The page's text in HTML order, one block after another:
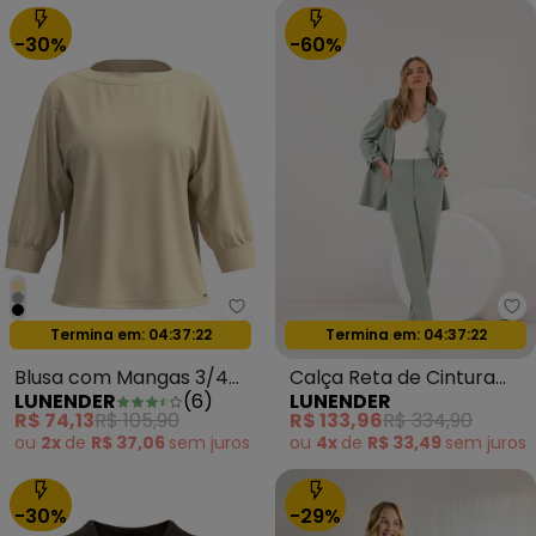
-30%
Lunender - Blusa com Mangas
Oferta relâmpago
Termina em: 04:37:20
Blusa com Mangas 3/4
em Malha Responsável
Bege
LUNENDER (6)
R$ 74,13R$ 105,90
ou 2x de R$ 37,06 sem juros
-60%
Oferta relâmpago
Termina em: 04:37:20
Calça Reta de Cintura
Alta em Tecido Verde
LUNENDER
R$ 133,96R$ 334,90
ou 4x de R$ 33,49 sem juros
-30% -29%